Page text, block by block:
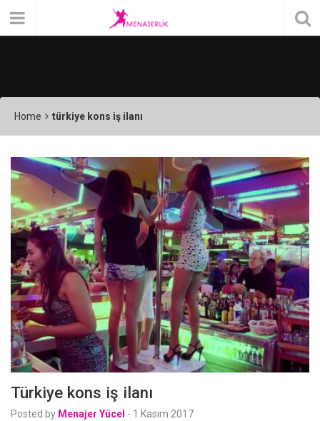
Home türkiye kons iş ilanı
Türkiye kons iş ilanı
Posted by Menajer Yücel - 1 Kasım 2017